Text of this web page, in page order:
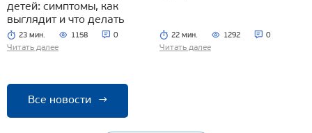
детей: симптомы, как
выглядит и что делать
23 мин. 1158 0
Читать далее
22 мин. 1292 0
Читать далее
Все новости →